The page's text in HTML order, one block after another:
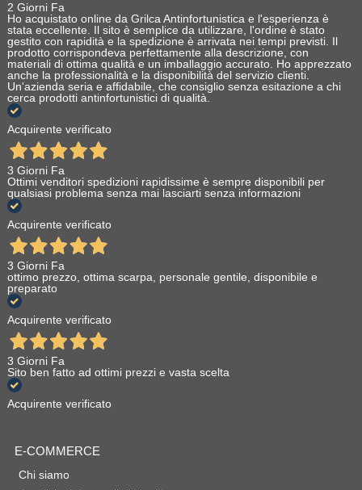
2 Giorni Fa
Ho acquistato online da Grilca Antinfortunistica e l'esperienza è
stata eccellente. Il sito è semplice da utilizzare, l'ordine è stato
gestito con rapidità e la spedizione è arrivata nei tempi previsti. Il
prodotto corrispondeva perfettamente alla descrizione, con
materiali di ottima qualità e un imballaggio accurato. Ho apprezzato
anche la professionalità e la disponibilità del servizio clienti.
Un'azienda seria e affidabile, che consiglio senza esitazione a chi
cerca prodotti antinfortunistici di qualità.
Acquirente verificato
3 Giorni Fa
Ottimi venditori spedizioni rapidissime è sempre disponibili per
qualsiasi problema senza mai lasciarti senza informazioni
Acquirente verificato
3 Giorni Fa
ottimo prezzo, ottima scarpa, personale gentile, disponibile e
preparato
Acquirente verificato
3 Giorni Fa
Sito ben fatto ad ottimi prezzi e vasta scelta
Acquirente verificato
E-COMMERCE
Chi siamo